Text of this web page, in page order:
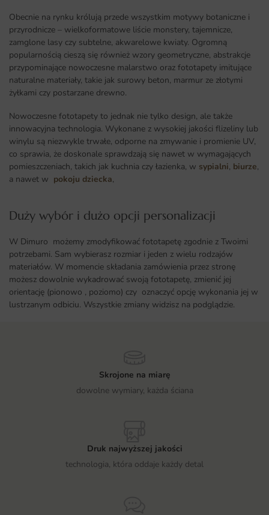
Obecnie na rynku królują przede wszystkim motywy botaniczne i
przyrodnicze – wielkoformatowe liście monstery, tajemnicze,
zamglone lasy czy subtelne, akwarelowe kwiaty. Ogromną
popularnością cieszą się również wzory geometryczne, abstrakcje
przypominające nowoczesne malarstwo oraz fototapety imitujące
naturalne materiały, takie jak surowy beton, marmur ze złotymi
żyłkami czy postarzane drewno.
Nowoczesne fototapety to jednak nie tylko design, ale także
innowacyjna technologia. Wykonane z wysokiej jakości flizeliny lub
winylu są niezwykle trwałe, odporne na zmywanie i promienie UV,
co sprawia, że doskonale sprawdzają się nawet w wymagających
pomieszczeniach, takich jak kuchnia czy łazienka, w sypialni, biurze,
a nawet w pokoju dziecka,
Duży wybór i dużo opcji personalizacji ​
W Dimuro możemy zmodyfikować fototapetę zgodnie z Twoimi
potrzebami. Sam wybierasz rozmiar i jeden z wielu rodzajów
materiałów. W momencie składania zamówienia przez stronę
możesz dowolnie wykadrować swoją fototapetę, zmienić jej
orientację (pionowo , poziomo) czy oznaczyć opcję wykonania jej w
lustrzanym odbiciu. Wszystkie zmiany widzisz na podglądzie.
Skrojone na miarę
dowolne wymiary, każda ściana
Druk najwyższej jakości
technologia, która oddaje każdy detal